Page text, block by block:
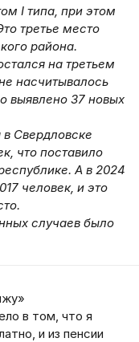
I типа, при этом
третье место
района.
на третьем
насчитывалось
выявлено 37 новых
Свердловске
что поставило
А в 2024
человек, и это
случаев было
в том, что я
и из пенсии